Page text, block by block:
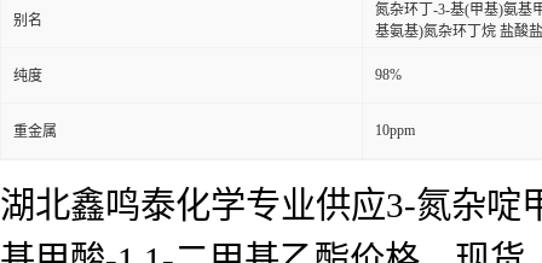
别名
氮杂环丁-3-基(甲基)氨基
基氨基)氮杂环丁烷 盐酸
纯度 98%
重金属 10ppm
湖北鑫鸣泰化学专业供应3-氮杂啶